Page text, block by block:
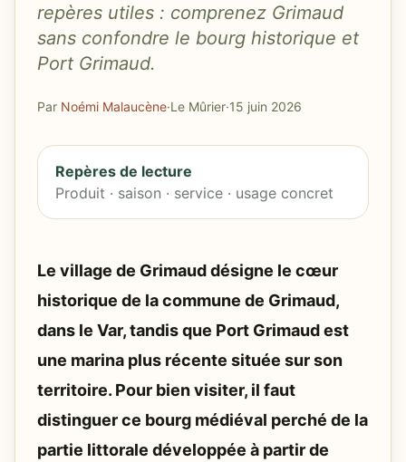
repères utiles : comprenez Grimaud
sans confondre le bourg historique et
Port Grimaud.
Par Noémi Malaucène·Le Mûrier·15 juin 2026
Repères de lecture
Produit · saison · service · usage concret
Le village de Grimaud désigne le cœur
historique de la commune de Grimaud,
dans le Var, tandis que Port Grimaud est
une marina plus récente située sur son
territoire. Pour bien visiter, il faut
distinguer ce bourg médiéval perché de la
partie littorale développée à partir de